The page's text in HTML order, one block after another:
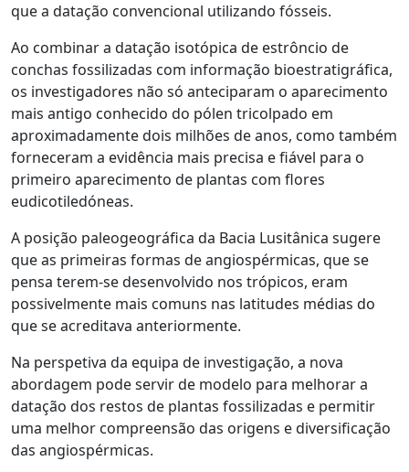
que a datação convencional utilizando fósseis.
Ao combinar a datação isotópica de estrôncio de
conchas fossilizadas com informação bioestratigráfica,
os investigadores não só anteciparam o aparecimento
mais antigo conhecido do pólen tricolpado em
aproximadamente dois milhões de anos, como também
forneceram a evidência mais precisa e fiável para o
primeiro aparecimento de plantas com flores
eudicotiledóneas.
A posição paleogeográfica da Bacia Lusitânica sugere
que as primeiras formas de angiospérmicas, que se
pensa terem-se desenvolvido nos trópicos, eram
possivelmente mais comuns nas latitudes médias do
que se acreditava anteriormente.
Na perspetiva da equipa de investigação, a nova
abordagem pode servir de modelo para melhorar a
datação dos restos de plantas fossilizadas e permitir
uma melhor compreensão das origens e diversificação
das angiospérmicas.